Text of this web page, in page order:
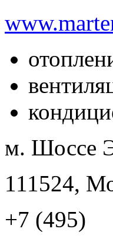
м. Шоссе
111524,
+7 (495)